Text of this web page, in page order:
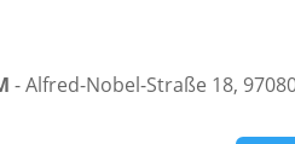
- Alfred-Nobel-Straße 18,